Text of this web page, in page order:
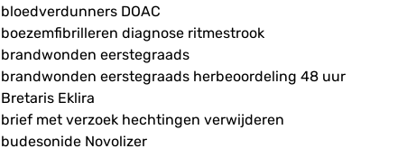
bloedverdunners DOAC
boezemfibrilleren diagnose ritmestrook
brandwonden eerstegraads
brandwonden eerstegraads herbeoordeling 48 uur
Bretaris Eklira
brief met verzoek hechtingen verwijderen
budesonide Novolizer